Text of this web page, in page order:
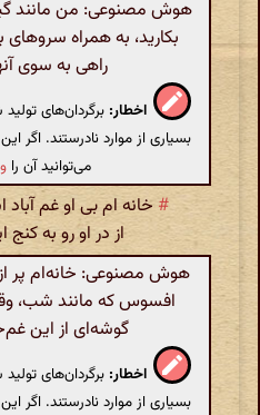
هوش مصنوعی: من مانند
بکارید، به همراه سروهای
راهی به سوی
اخطار: برگردان‌های
بسیاری از موارد نادرستند. اگر
می‌توانید آن را
# خانه ام بی او غم
از در او رو به کنج
هوش مصنوعی: خانه‌ام پر
افسوس که مانند شب،
گوشه‌ای از این
اخطار: برگردان‌های
بسیاری از موارد نادرستند. اگر